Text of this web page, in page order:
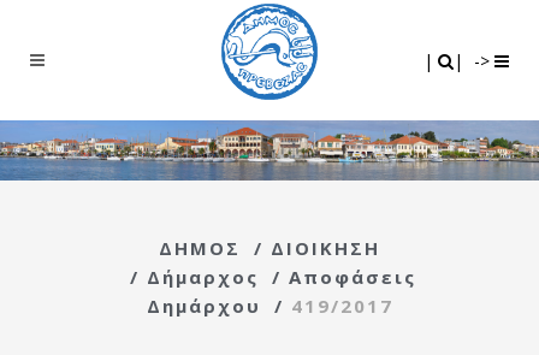
| | ->
ΔΗΜΟΣ / ΔΙΟΙΚΗΣΗ
/ Δήμαρχος / Αποφάσεις
Δημάρχου
/ 419/2017